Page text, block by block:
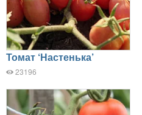
Томат ‘Настенька’
23196